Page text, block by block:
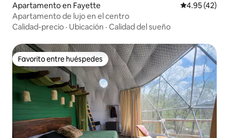
Apartamento en Fayette Calificación
4.95 (42)
Apartamento de lujo en el centro
Calidad-precio · Ubicación · Calidad del sueño
Favorito entre huéspedes
Favorito entre huéspedes